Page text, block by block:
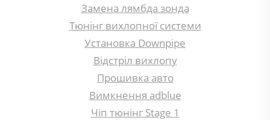
Замена лямбда зонда
Тюнінг вихлопної системи
Установка Downpipe
Відстріл вихлопу
Прошивка авто
Вимкнення adblue
Чіп тюнінг Stage 1